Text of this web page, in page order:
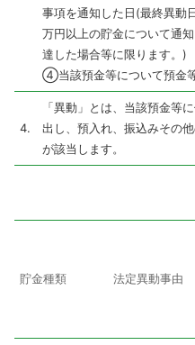
事項を通知した日(最終異動
万円以上の貯金について通
達した場合等に限ります。)
④当該預金等について預金
4.
「異動」とは、当該預金等
出し、預入れ、振込みその
が該当します。
貯金種類 法定異動事由